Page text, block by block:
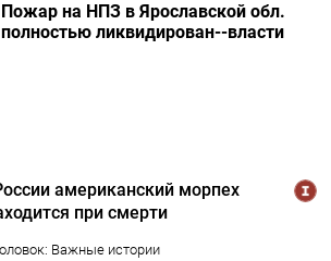
Пожар на НПЗ в Ярославской обл.
полностью ликвидирован--власти